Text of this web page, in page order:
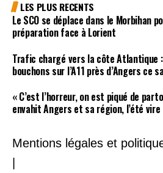
LES PLUS RECENTS
Le SCO se déplace dans le Morbihan
préparation face à Lorient
Trafic chargé vers la côte Atlantique :
bouchons sur l’A11 près d’Angers ce
« C’est l’horreur, on est piqué de
envahit Angers et sa région, l’été
Mentions légales et